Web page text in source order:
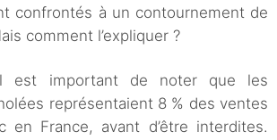
confrontés à un contournement de
comment l’expliquer ?
il est important de noter que les
représentaient 8 % des ventes
en France, avant d’être interdites.